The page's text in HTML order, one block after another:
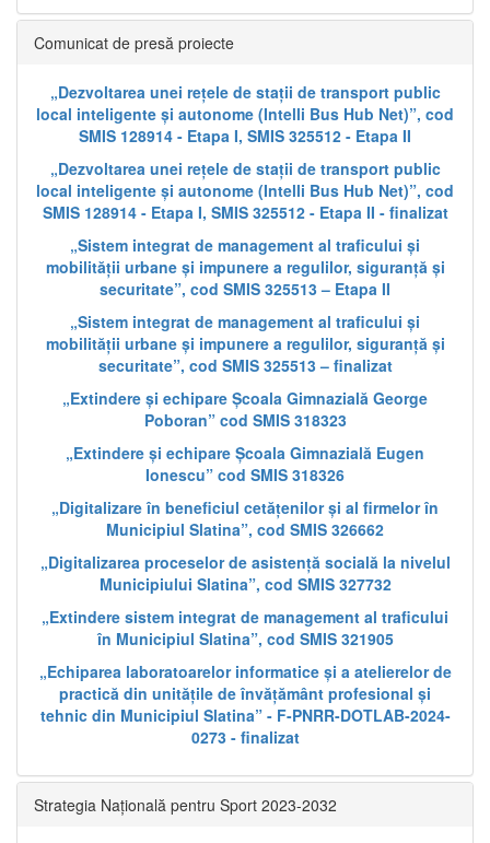
Comunicat de presă proiecte
„Dezvoltarea unei rețele de stații de transport public
local inteligente și autonome (Intelli Bus Hub Net)”, cod
SMIS 128914 - Etapa I, SMIS 325512 - Etapa II
„Dezvoltarea unei rețele de stații de transport public
local inteligente și autonome (Intelli Bus Hub Net)”, cod
SMIS 128914 - Etapa I, SMIS 325512 - Etapa II - finalizat
„Sistem integrat de management al traficului și
mobilității urbane și impunere a regulilor, siguranță și
securitate”, cod SMIS 325513 – Etapa II
„Sistem integrat de management al traficului și
mobilității urbane și impunere a regulilor, siguranță și
securitate”, cod SMIS 325513 – finalizat
„Extindere și echipare Școala Gimnazială George
Poboran” cod SMIS 318323
„Extindere și echipare Școala Gimnazială Eugen
Ionescu” cod SMIS 318326
„Digitalizare în beneficiul cetățenilor și al firmelor în
Municipiul Slatina”, cod SMIS 326662
„Digitalizarea proceselor de asistență socială la nivelul
Municipiului Slatina”, cod SMIS 327732
„Extindere sistem integrat de management al traficului
în Municipiul Slatina”, cod SMIS 321905
„Echiparea laboratoarelor informatice și a atelierelor de
practică din unitățile de învățământ profesional și
tehnic din Municipiul Slatina” - F-PNRR-DOTLAB-2024-
0273 - finalizat
Strategia Națională pentru Sport 2023-2032